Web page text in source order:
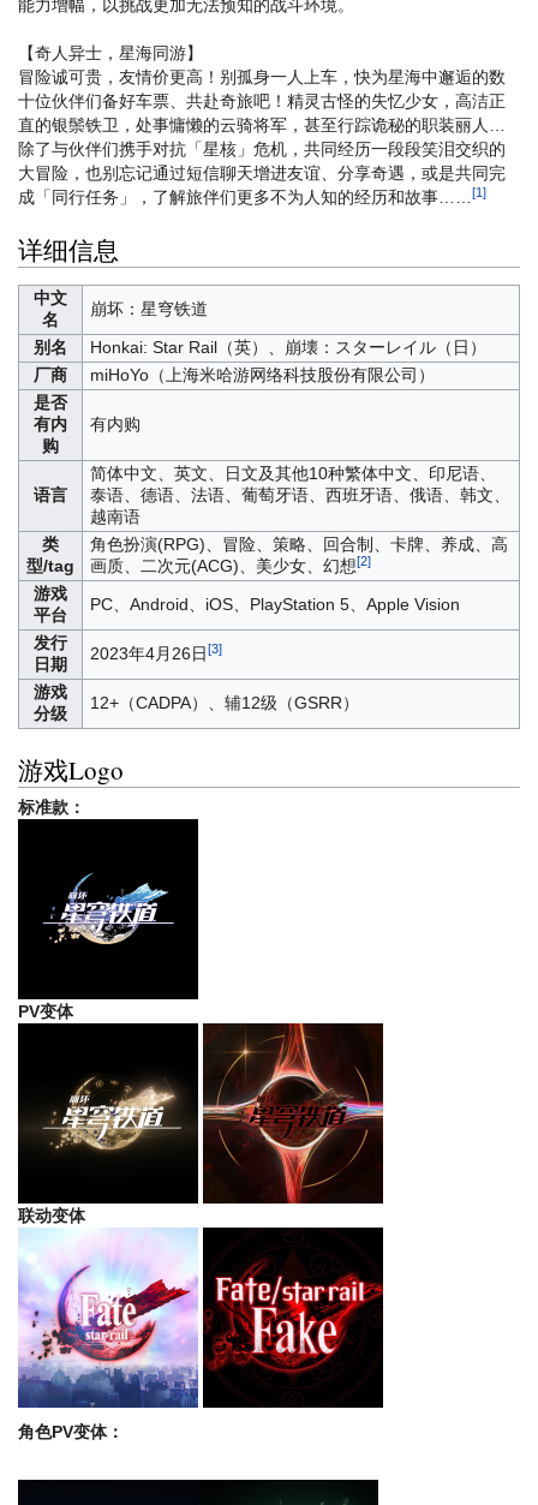
能力增幅，以挑战更加无法预知的战斗环境。
【奇人异士，星海同游】
冒险诚可贵，友情价更高！别孤身一人上车，快为星海中邂逅的数
十位伙伴们备好车票、共赴奇旅吧！精灵古怪的失忆少女，高洁正
直的银鬃铁卫，处事慵懒的云骑将军，甚至行踪诡秘的职装丽人…
除了与伙伴们携手对抗「星核」危机，共同经历一段段笑泪交织的
大冒险，也别忘记通过短信聊天增进友谊、分享奇遇，或是共同完
成「同行任务」，了解旅伴们更多不为人知的经历和故事……[1]
详细信息
中文
名
崩坏：星穹铁道
别名
Honkai: Star Rail（英）、崩壊：スターレイル（日）
厂商
miHoYo（上海米哈游网络科技股份有限公司）
是否
有内
购
有内购
语言
简体中文、英文、日文及其他10种繁体中文、印尼语、
泰语、德语、法语、葡萄牙语、西班牙语、俄语、韩文、
越南语
类
型/tag
角色扮演(RPG)、冒险、策略、回合制、卡牌、养成、高
画质、二次元(ACG)、美少女、幻想[2]
游戏
平台
PC、Android、iOS、PlayStation 5、Apple Vision
发行
日期
2023年4月26日[3]
游戏
分级
12+（CADPA）、辅12级（GSRR）
游戏Logo
标准款：
PV变体
联动变体
角色PV变体：